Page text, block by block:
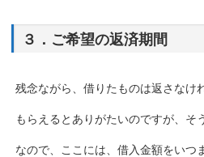
３．ご希望の返済期間
残念ながら、借りたものは返さなけ
もらえるとありがたいのですが、そ
なので、ここには、借入金額をいつ